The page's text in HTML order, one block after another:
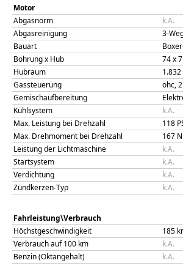
Motor
Abgasnorm
k.A.
Abgasreinigung
3-
Bauart
Bohrung x Hub
74x
Hubraum
1.832
Gassteuerung
ohc,
Gemischaufbereitung
Kühlsystem
k.A.
Max. Leistung bei Drehzahl
118
Max. Drehmoment bei Drehzahl
167
Leistung der Lichtmaschine
k.A.
Startsystem
k.A.
Verdichtung
k.A.
Zündkerzen-Typ
k.A.
Fahrleistung\Verbrauch
Höchstgeschwindigkeit
185
Verbrauch auf 100 km
k.A.
Benzin (Oktangehalt)
k.A.